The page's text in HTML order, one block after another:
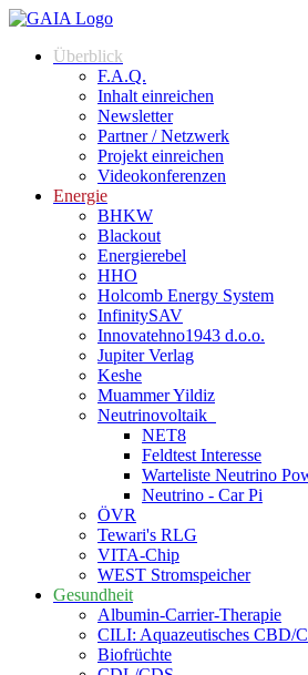
Überblick
F.A.Q.
Inhalt einreichen
Newsletter
Partner / Netzwerk
Projekt einreichen
Videokonferenzen
Energie
BHKW
Blackout
Energierebel
HHO
Holcomb Energy System
InfinitySAV
Innovatehno1943 d.o.o.
Jupiter Verlag
Keshe
Muammer Yildiz
Neutrinovoltaik
NET8
Feldtest Interesse
Warteliste Neutrino
Neutrino - Car Pi
ÖVR
Tewari's RLG
VITA-Chip
WEST Stromspeicher
Gesundheit
Albumin-Carrier-Therapie
CILI: Aquazeutisches CBD/
Biofrüchte